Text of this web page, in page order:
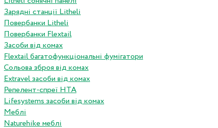
Зарядні станції Litheli
Повербанки Litheli
Повербанки Flextail
Засоби від комах
Flextail багатофункціональні фумігатори
Сольова зброя від комах
Extravel засоби від комах
Репелент-спреї HTA
Lifesystems засоби від комах
Меблі
Naturehike меблі